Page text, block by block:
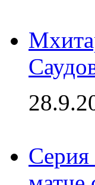
Серия